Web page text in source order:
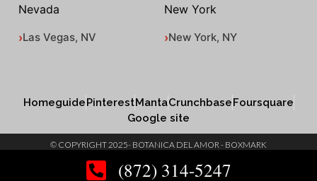
Nevada
Las Vegas, NV
New York
New York, NY
HomeguidePinterestMantaCrunchbaseFoursquare
Google site
© COPYRIGHT 2025- BOTANICA DEL AMOR - BOXMARK
(872) 314-5247